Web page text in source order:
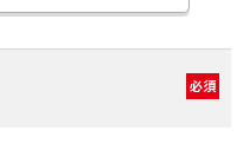
必須